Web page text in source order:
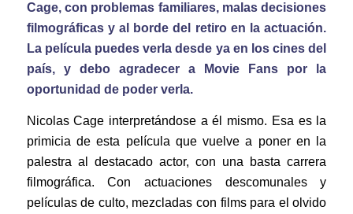
Cage, con problemas familiares, malas decisiones
filmográficas y al borde del retiro en la actuación.
La película puedes verla desde ya en los cines del
país, y debo agradecer a
Movie Fans por la
oportunidad de poder verla.
Nicolas Cage interpretándose a él mismo. Esa es la
primicia de esta película que vuelve a poner en la
palestra al destacado actor, con una basta carrera
filmográfica. Con actuaciones descomunales y
películas de culto, mezcladas con films para el olvido